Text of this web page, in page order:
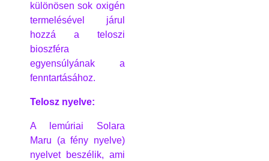
különösen sok oxigén
termelésével járul
hozzá a teloszi
bioszféra
egyensúlyának a
fenntartásához.
Telosz nyelve:
A lemúriai Solara
Maru (a fény nyelve)
nyelvet beszélik, ami